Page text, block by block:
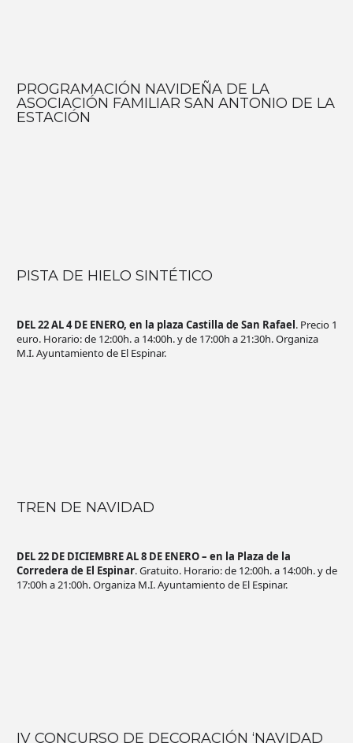
PROGRAMACIÓN NAVIDEÑA DE LA
ASOCIACIÓN FAMILIAR SAN ANTONIO DE LA
ESTACIÓN
PISTA DE HIELO SINTÉTICO
DEL 22 AL 4 DE ENERO, en la plaza Castilla de San Rafael. Precio 1
euro. Horario: de 12:00h. a 14:00h. y de 17:00h a 21:30h. Organiza
M.I. Ayuntamiento de El Espinar.
TREN DE NAVIDAD
DEL 22 DE DICIEMBRE AL 8 DE ENERO – en la Plaza de la
Corredera de El Espinar. Gratuito. Horario: de 12:00h. a 14:00h. y de
17:00h a 21:00h. Organiza M.I. Ayuntamiento de El Espinar.
IV CONCURSO DE DECORACIÓN ‘NAVIDAD